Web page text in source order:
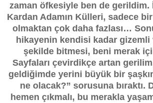
zaman öfkesiyle ben de gerildim.
Kardan Adamın Külleri, sadece
olmaktan çok daha fazlası…
hikayenin kendisi kadar gizemli
şekilde bitmesi, beni merak
Sayfaları çevirdikçe artan
geldiğimde yerini büyük bir
ne olacak?” sorusuna bıraktı.
hemen çıkmalı, bu merakla